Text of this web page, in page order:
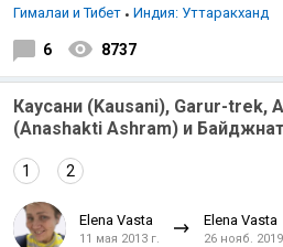
Гималаи и Тибет Индия: Уттаракханд
6 8737
Каусани (Kausani), Garur-
(Anashakti Ashram) и
1 2
Elena Vasta
11 мая 2013 г.
Elena Vasta
26 нояб. 2019